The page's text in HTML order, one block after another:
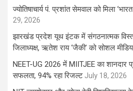
ज्योतिषाचार्य पं. प्रशांत सेमवाल को मिला
29, 2026
झारखंड प्रदेश यूथ इंटक में संगठनात्मक
जिलाध्यक्ष, ऋतेश राय ‘जैकी’ को सोशल
NEET-UG 2026 में MIITJEE का शानदार
सफलता, 94% रहा रिजल्ट July 18, 2026